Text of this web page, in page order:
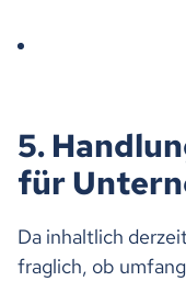
5.
für
Da inhaltlich
fraglich, ob